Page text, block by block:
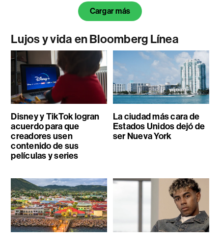
Cargar más
Lujos y vida en Bloomberg Línea
Disney y TikTok logran
acuerdo para que
creadores usen
contenido de sus
películas y series
La ciudad más cara de
Estados Unidos dejó de
ser Nueva York